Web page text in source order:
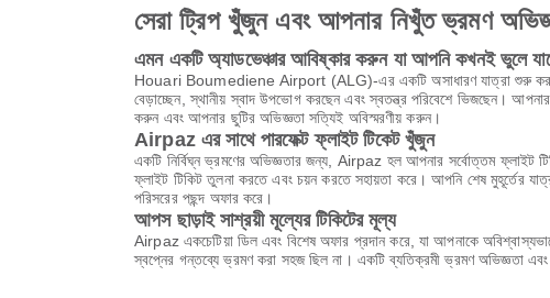
সেরা ট্রিপ খুঁজুন এবং আপনার নিখুঁত ভ্রমণ
এমন একটি অ্যাডভেঞ্চার আবিষ্কার করুন যা আপনি কখনই ভুলে
Houari Boumediene Airport (ALG)-এর একটি অসাধারণ যাত্রা শুরু করুন,
বেড়াচ্ছেন, স্থানীয় স্বাদ উপভোগ করছেন এবং স্বতন্ত্র পরিবেশে ভিজছেন।
করুন এবং আপনার ছুটির অভিজ্ঞতা সত্যিই অবিস্মরণীয় করুন।
Airpaz এর সাথে পারফেক্ট ফ্লাইট টিকেট খুঁজুন
একটি নির্বিঘ্ন ভ্রমণের অভিজ্ঞতার জন্য, Airpaz হল আপনার সর্বোত্তম ফ্লাইট
ফ্লাইট টিকিট তুলনা করতে এবং চয়ন করতে সহায়তা করে। আপনি শেষ মুহূর্তের
পরিসরের পছন্দ অফার করে।
আপস ছাড়াই সাশ্রয়ী মূল্যের টিকিটের মূল্য
Airpaz একচেটিয়া ডিল এবং বিশেষ অফার প্রদান করে, যা আপনাকে
স্বপ্নের গন্তব্যে ভ্রমণ করা সহজ ছিল না। একটি ব্যতিক্রমী ভ্রমণ অভিজ্ঞতা